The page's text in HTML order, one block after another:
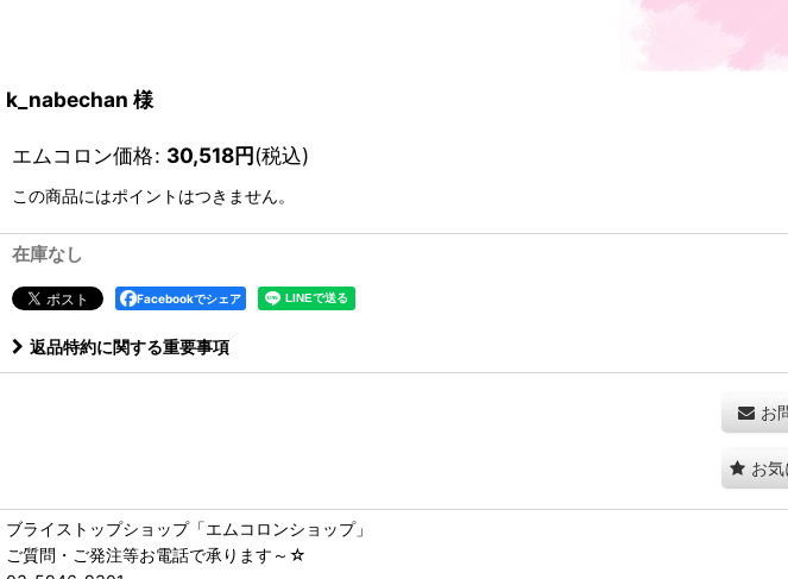
k_nabechan 様
エムコロン価格: 30,518円(税込)
この商品にはポイントはつきません。
在庫なし
Facebookでシェア
返品特約に関する重要事項
お
お
ブライストップショップ「エムコロンショップ」
ご質問・ご発注等お電話で承ります～☆